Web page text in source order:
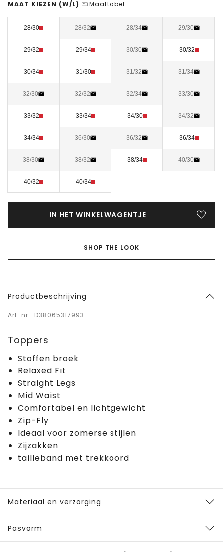
MAAT KIEZEN (W/L) | Maattabel
28/30 28/32 28/34 29/30
29/32 29/34 30/30 30/32
30/34 31/30 31/32 31/34
32/30 32/32 32/34 33/30
33/32 33/34 34/30 34/32
34/34 36/30 36/32 36/34
38/30 38/32 38/34 40/30
40/32 40/34
IN HET WINKELWAGENTJE
SHOP THE LOOK
Productbeschrijving
Art. nr.: D38065317993
Toppers
Stoffen broek
Relaxed Fit
Straight Legs
Mid Waist
Comfortabel en lichtgewicht
Zip-Fly
Ideaal voor zomerse stijlen
Zijzakken
tailleband met trekkoord
Materiaal en verzorging
Pasvorm